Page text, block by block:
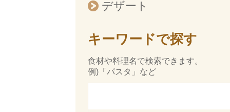
デザート
キーワードで探す
食材や料理名で検索できます。
例)「パスタ」など